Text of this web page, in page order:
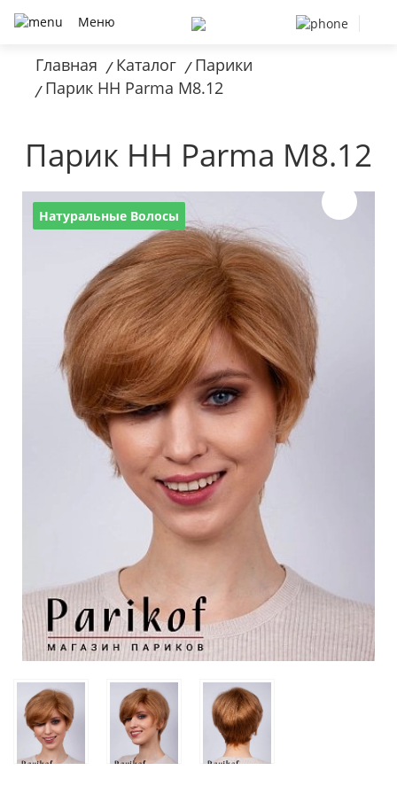
Меню
Главная / Каталог / Парики
/ Парик HH Parma M8.12
Парик HH Parma M8.12
Натуральные Волосы